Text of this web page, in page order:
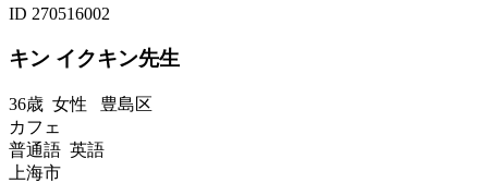
ID 270516002
キン イクキン先生
36歳 女性 豊島区
カフェ
普通語 英語
上海市